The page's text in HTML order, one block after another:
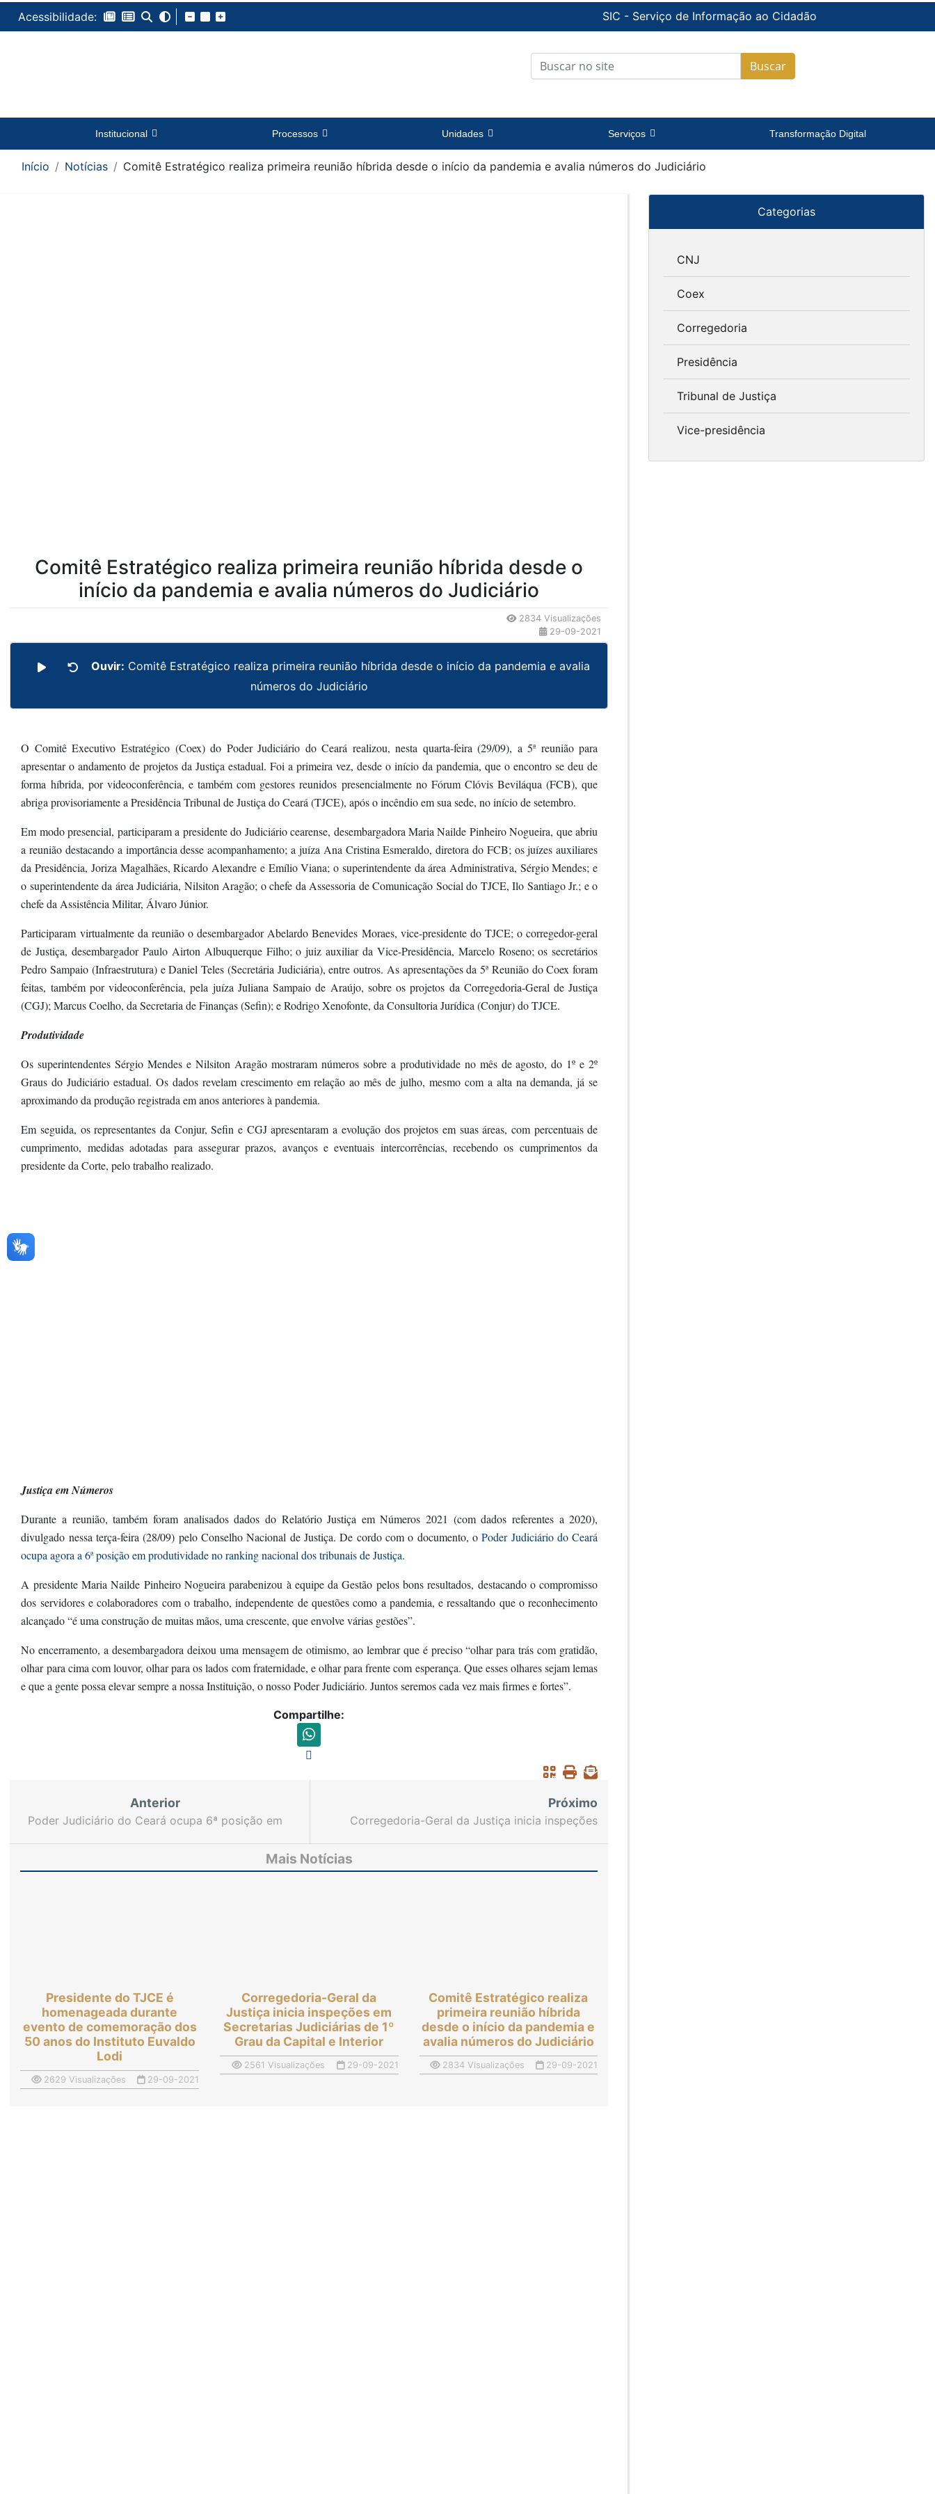
Acessibilidade: SIC - Serviço de Informação ao Cidadão
Buscar
Institucional Processos Unidades Serviços Transformação Digital
Início Notícias Comitê Estratégico realiza primeira reunião híbrida desde o início da pandemia e avalia números do Judiciário
Comitê Estratégico realiza primeira reunião híbrida desde o
início da pandemia e avalia números do Judiciário
2834 Visualizações
29-09-2021
Ouvir: Comitê Estratégico realiza primeira reunião híbrida desde o início da pandemia e avalia
números do Judiciário
O Comitê Executivo Estratégico (Coex) do Poder Judiciário do Ceará realizou, nesta quarta-feira (29/09), a 5ª reunião para
apresentar o andamento de projetos da Justiça estadual. Foi a primeira vez, desde o início da pandemia, que o encontro se deu de
forma híbrida, por videoconferência, e também com gestores reunidos presencialmente no Fórum Clóvis Beviláqua (FCB), que
abriga provisoriamente a Presidência Tribunal de Justiça do Ceará (TJCE), após o incêndio em sua sede, no início de setembro.
Em modo presencial, participaram a presidente do Judiciário cearense, desembargadora Maria Nailde Pinheiro Nogueira, que abriu
a reunião destacando a importância desse acompanhamento; a juíza Ana Cristina Esmeraldo, diretora do FCB; os juízes auxiliares
da Presidência, Joriza Magalhães, Ricardo Alexandre e Emílio Viana; o superintendente da área Administrativa, Sérgio Mendes; e
o superintendente da área Judiciária, Nilsiton Aragão; o chefe da Assessoria de Comunicação Social do TJCE, Ilo Santiago Jr.; e o
chefe da Assistência Militar, Álvaro Júnior.
Participaram virtualmente da reunião o desembargador Abelardo Benevides Moraes, vice-presidente do TJCE; o corregedor-geral
de Justiça, desembargador Paulo Airton Albuquerque Filho; o juiz auxiliar da Vice-Presidência, Marcelo Roseno; os secretários
Pedro Sampaio (Infraestrutura) e Daniel Teles (Secretária Judiciária), entre outros. As apresentações da 5ª Reunião do Coex foram
feitas, também por videoconferência, pela juíza Juliana Sampaio de Araújo, sobre os projetos da Corregedoria-Geral de Justiça
(CGJ); Marcus Coelho, da Secretaria de Finanças (Sefin); e Rodrigo Xenofonte, da Consultoria Jurídica (Conjur) do TJCE.
Produtividade
Os superintendentes Sérgio Mendes e Nilsiton Aragão mostraram números sobre a produtividade no mês de agosto, do 1º e 2º
Graus do Judiciário estadual. Os dados revelam crescimento em relação ao mês de julho, mesmo com a alta na demanda, já se
aproximando da produção registrada em anos anteriores à pandemia.
Em seguida, os representantes da Conjur, Sefin e CGJ apresentaram a evolução dos projetos em suas áreas, com percentuais de
cumprimento, medidas adotadas para assegurar prazos, avanços e eventuais intercorrências, recebendo os cumprimentos da
presidente da Corte, pelo trabalho realizado.
Justiça em Números
Durante a reunião, também foram analisados dados do Relatório Justiça em Números 2021 (com dados referentes a 2020),
divulgado nessa terça-feira (28/09) pelo Conselho Nacional de Justiça. De cordo com o documento, oPoder Judiciário do Ceará
ocupa agora a 6ª posição em produtividade no ranking nacional dos tribunais de Justiça.
A presidente Maria Nailde Pinheiro Nogueira parabenizou à equipe da Gestão pelos bons resultados, destacando o compromisso
dos servidores e colaboradores com o trabalho, independente de questões como a pandemia, e ressaltando que o reconhecimento
alcançado “é uma construção de muitas mãos, uma crescente, que envolve várias gestões”.
No encerramento, a desembargadora deixou uma mensagem de otimismo, ao lembrar que é preciso “olhar para trás com gratidão,
olhar para cima com louvor, olhar para os lados com fraternidade, e olhar para frente com esperança. Que esses olhares sejam lemas
e que a gente possa elevar sempre a nossa Instituição, o nosso Poder Judiciário. Juntos seremos cada vez mais firmes e fortes”.
Compartilhe:
Anterior
Poder Judiciário do Ceará ocupa 6ª posição em
Próximo
Corregedoria-Geral da Justiça inicia inspeções
Mais Notícias
Presidente do TJCE é
homenageada durante
evento de comemoração dos
50 anos do Instituto Euvaldo
Lodi
2629 Visualizações 29-09-2021
Corregedoria-Geral da
Justiça inicia inspeções em
Secretarias Judiciárias de 1º
Grau da Capital e Interior
2561 Visualizações 29-09-2021
Comitê Estratégico realiza
primeira reunião híbrida
desde o início da pandemia e
avalia números do Judiciário
2834 Visualizações 29-09-2021
Categorias
CNJ
Coex
Corregedoria
Presidência
Tribunal de Justiça
Vice-presidência